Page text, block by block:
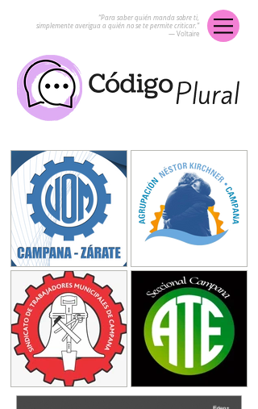
“Para saber quién manda sobre ti,
simplemente averigua a quién no se te permite criticar.”
― Voltaire